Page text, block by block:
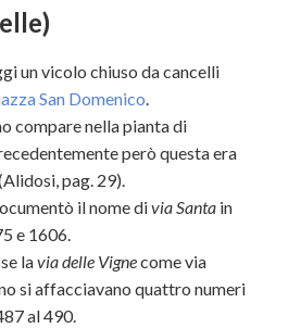
un vicolo chiuso da cancelli
San Domenico.
compare nella pianta di
però questa era
pag. 29).
il nome divia Santa in
e 1606.
lavia delle Vignecome via
si affacciavano quattro numeri
al 490.